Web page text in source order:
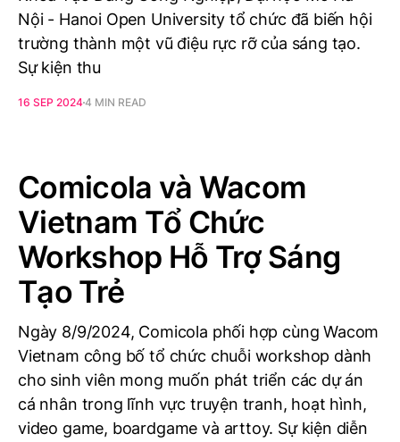
Nội - Hanoi Open University tổ chức đã biến hội
trường thành một vũ điệu rực rỡ của sáng tạo.
Sự kiện thu
16 SEP 20244 MIN READ
Comicola và Wacom
Vietnam Tổ Chức
Workshop Hỗ Trợ Sáng
Tạo Trẻ
Ngày 8/9/2024, Comicola phối hợp cùng Wacom
Vietnam công bố tổ chức chuỗi workshop dành
cho sinh viên mong muốn phát triển các dự án
cá nhân trong lĩnh vực truyện tranh, hoạt hình,
video game, boardgame và arttoy. Sự kiện diễn